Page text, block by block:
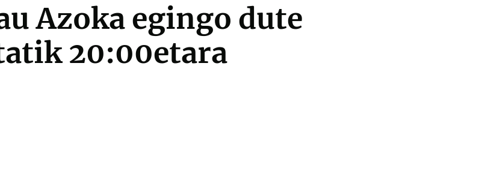
Azoka egingo dute
20:00etara